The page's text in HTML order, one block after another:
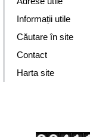
Informații utile
Căutare în site
Contact
Harta site